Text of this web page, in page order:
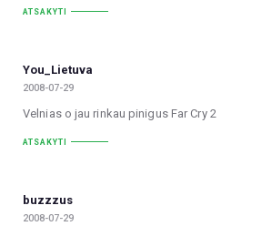
ATSAKYTI
You_Lietuva
2008-07-29
Velnias o jau rinkau pinigus Far Cry 2
ATSAKYTI
buzzzus
2008-07-29